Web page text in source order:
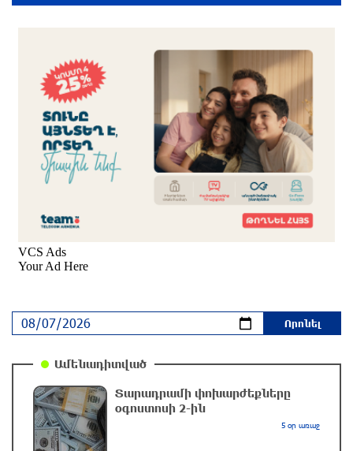
Սարյան փողոցի բնակարաններից մեկում
պայթյունի հետևանքով 55-ամյա տղամարդը
այրվածքներով տեղափոխվել է
«Այրվածքաբանության ազգային կենտրոն»
2 ժամ առաջ
Սլովակիայի արևելքում արտակարգ դրություն
է հայտարարվել շոգի ալիքների պատճառով
2 ժամ առաջ
փոփոխություն տեղի կունենա
Հայաստանի հավաքականի նախկին մարզիչը
ԱԱԾ-ն զեկույց է ներկայացրել
Ամենադիտված
Տարադրամի փոխարժեքները
օգոստոսի 2-ին
5 օր առաջ